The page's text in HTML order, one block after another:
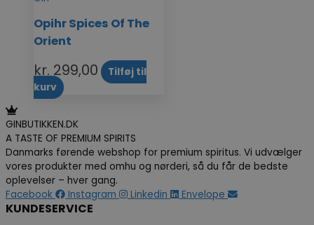
Opihr Spices Of The
Orient
kr. 299,00
Tilføj til
kurv
GINBUTIKKEN.DK
A TASTE OF PREMIUM SPIRITS
Danmarks førende webshop for premium spiritus. Vi udvælger
vores produkter med omhu og nørderi, så du får de bedste
oplevelser – hver gang.
Facebook
Instagram Linkedin Envelope
KUNDESERVICE